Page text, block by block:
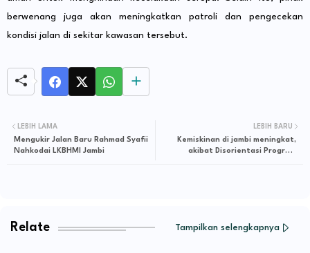
berwenang juga akan meningkatkan patroli dan pengecekan
kondisi jalan di sekitar kawasan tersebut.
LEBIH BARU
Kemiskinan di jambi meningkat,
akibat Disorientasi Program
LEBIH LAMA
Mengukir Jalan Baru Rahmad Syafii
Nahkodai LKBHMI Jambi
Relate Tampilkan selengkapnya